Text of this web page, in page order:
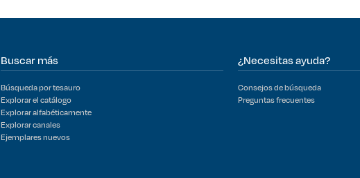
Buscar más
Búsqueda por tesauro
Explorar el catálogo
Explorar alfabéticamente
Explorar canales
Ejemplares nuevos
¿Necesitas ayuda?
Consejos de búsqueda
Preguntas frecuentes